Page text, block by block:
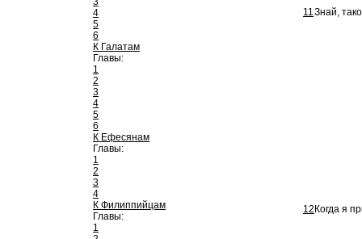
4
5
6
К Галатам
Главы:
1
2
3
4
5
6
К Ефесянам
Главы:
1
2
3
4
К Филиппийцам
Главы:
1
11Знай,
12 Когда я